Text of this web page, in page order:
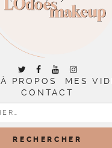
À PROPOS
MES
CONTACT
RECHERCHER :